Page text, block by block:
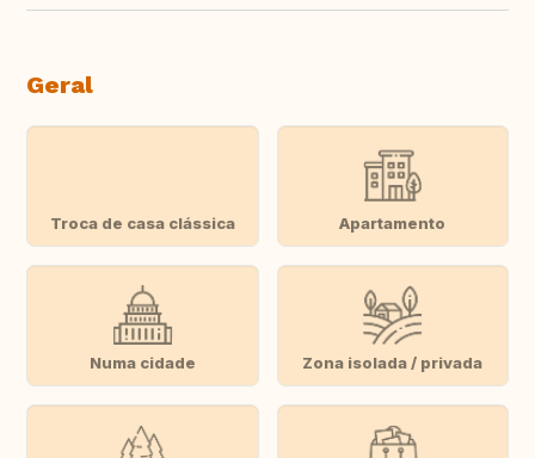
Geral
Troca de casa clássica Apartamento
Numa cidade Zona isolada / privada